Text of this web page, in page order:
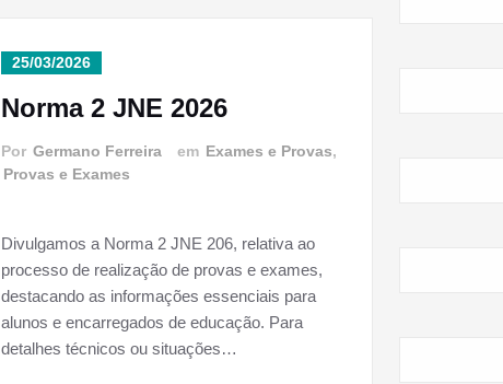
25/03/2026
Norma 2 JNE 2026
Por Germano Ferreira em Exames e Provas,
Provas e Exames
Divulgamos a Norma 2 JNE 206, relativa ao
processo de realização de provas e exames,
destacando as informações essenciais para
alunos e encarregados de educação. Para
detalhes técnicos ou situações…